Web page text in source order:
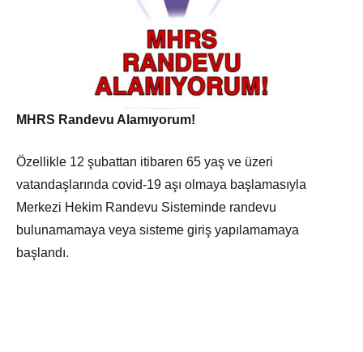
MHRS Randevu Alamıyorum!
Özellikle 12 şubattan itibaren 65 yaş ve üzeri
vatandaşlarında covid-19 aşı olmaya başlamasıyla
Merkezi Hekim Randevu Sisteminde randevu
bulunamamaya veya sisteme giriş yapılamamaya
başlandı.